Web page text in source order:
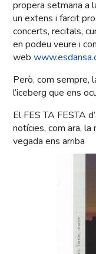
propera setmana a
un extens i farcit
concerts, recitals,
en podeu veure i
web
Però, com sempre,
l’iceberg que ens
El FES TA FESTA
notícies, com ara,
vegada ens arriba